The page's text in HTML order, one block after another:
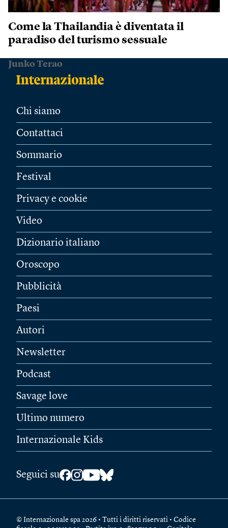
Come la Thailandia è diventata il
paradiso del turismo sessuale
Junko Terao
Chi siamo
Contattaci
Sommario
Festival
Privacy e cookie
Video
Dizionario italiano
Oroscopo
Pubblicità
Paesi
Autori
Newsletter
Podcast
Savage love
Ultimo numero
Internazionale Kids
Seguici su
© Internazionale spa 2026 • Tutti i diritti riservati • Codice